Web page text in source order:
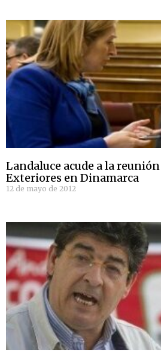
Landaluce acude a la
Exteriores en Dinamarca
12 de mayo de 2012